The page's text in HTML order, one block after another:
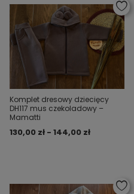
Komplet dresowy dziecięcy
DH117 mus czekoladowy –
Mamatti
130,00 zł - 144,00 zł